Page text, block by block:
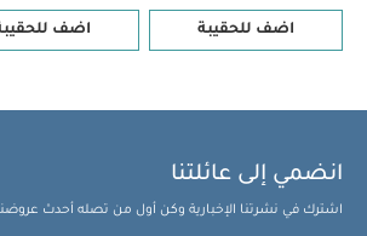
اضف للحقيبة اضف
انضمي إلى عائلتنا
اشترك في نشرتنا الإخبارية وكن أول من تصله أحدث عروضنا